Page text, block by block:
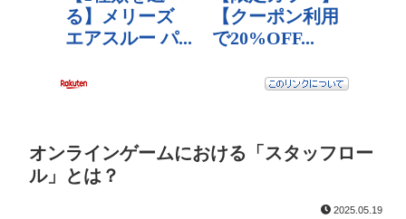
オンラインゲームにおける「スタッフロー
ル」とは？
2025.05.19